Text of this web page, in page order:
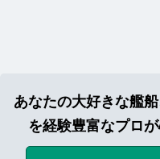
あなたの大好きな艦
を経験豊富なプロ